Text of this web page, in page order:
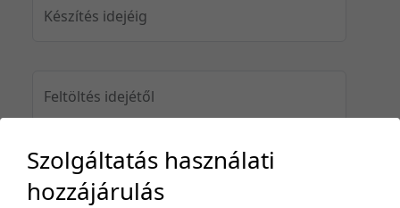
Készítés idejéig
Feltöltés idejétől
Feltöltés idejéig
Szolgáltatás használati
hozzájárulás